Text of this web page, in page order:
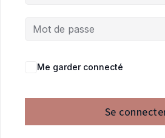
Me garder connecté
Se